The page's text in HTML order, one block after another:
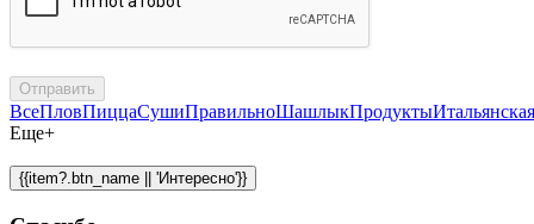
Отправить
ВсеПловПиццаСушиПравильноШашлыкПродуктыИтальянская
Еще+
{{item?.btn_name || 'Интересно'}}